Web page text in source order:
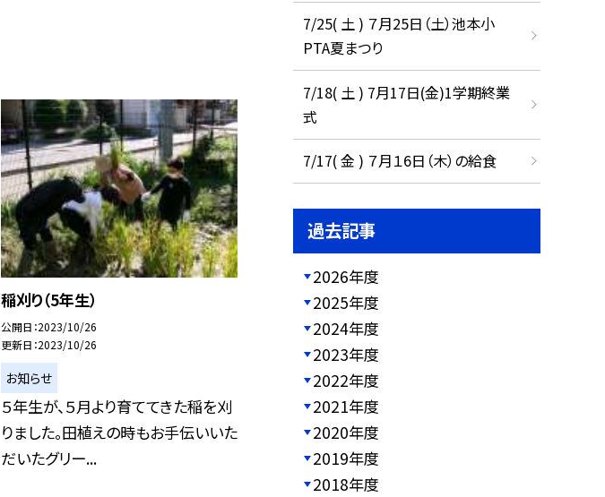
稲刈り（5年生）
公開日 2023/10/26
更新日 2023/10/26
お知らせ
５年生が、５月より育ててきた稲を刈
りました。田植えの時もお手伝いいた
だいたグリー...
7/25( 土 ) ７月25日（土）池本小
PTA夏まつり
7/18( 土 ) 7月17日(金)1学期終業
式
7/17( 金 ) ７月１6日（木）の給食
過去記事
2026年度
2025年度
2024年度
2023年度
2022年度
2021年度
2020年度
2019年度
2018年度